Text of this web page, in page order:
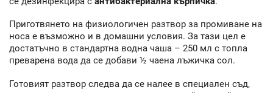
Приготвянето на физиологичен разтвор за промиване на
носа е възможно и в домашни условия. За тази цел е
достатъчно в стандартна водна чаша – 250 мл с топла
преварена вода да се добави ½ чаена лъжичка сол.
Готовият разтвор следва да се налее в специален съд,